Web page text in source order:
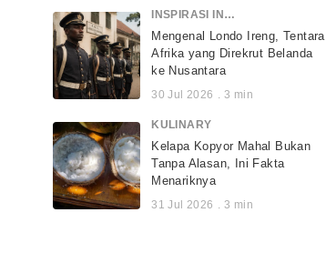
INSPIRASI INDONESIA
Mengenal Londo Ireng, Tentara
Afrika yang Direkrut Belanda
ke Nusantara
30 Jul 2026 . 3 min
KULINARY
Kelapa Kopyor Mahal Bukan
Tanpa Alasan, Ini Fakta
Menariknya
31 Jul 2026 . 3 min